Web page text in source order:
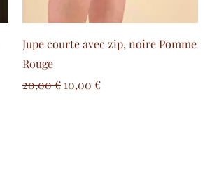
Jupe courte avec zip, noire Pomme
Rouge
Prezzo regolare
20,00 € Prezzo scontato
10,00 €